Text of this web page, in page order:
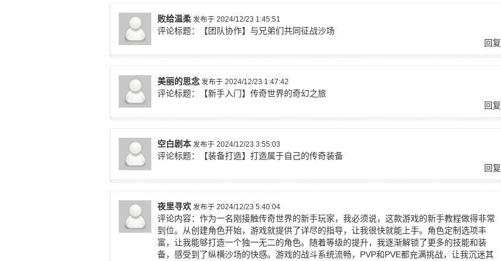
败给温柔 发布于 2024/12/23 1:45:51
评论标题：【团队协作】与兄弟们共同征战沙场
回复
美丽的思念 发布于 2024/12/23 1:47:42
评论标题：【新手入门】传奇世界的奇幻之旅
回复
空白剧本 发布于 2024/12/23 3:55:03
评论标题：【装备打造】打造属于自己的传奇装备
回复
夜里寻欢 发布于 2024/12/23 5:40:04
评论内容：作为一名刚接触传奇世界的新手玩家，我必须说，这款游戏的新手教程做得非常
到位。从创建角色开始，游戏就提供了详尽的指导，让我很快就能上手。角色定制选项丰
富，让我能够打造一个独一无二的角色。随着等级的提升，我逐渐解锁了更多的技能和装
备，感受到了纵横沙场的快感。游戏的战斗系统流畅，PVP和PVE都充满挑战，让我沉迷其